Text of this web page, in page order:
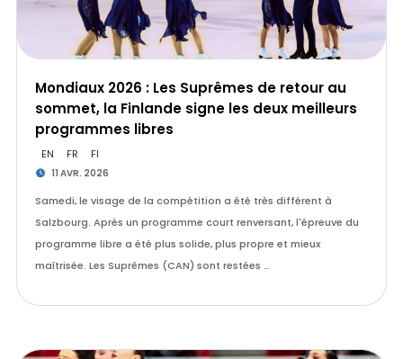
Mondiaux 2026 : Les Suprêmes de retour au
sommet, la Finlande signe les deux meilleurs
programmes libres
EN FR FI
11 AVR. 2026
Samedi, le visage de la compétition a été très différent à
Salzbourg. Après un programme court renversant, l'épreuve du
programme libre a été plus solide, plus propre et mieux
maîtrisée. Les Suprêmes (CAN) sont restées …